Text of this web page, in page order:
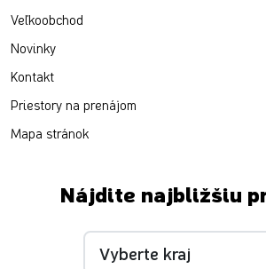
Veľkoobchod
Novinky
Kontakt
Priestory na prenájom
Mapa stránok
Nájdite najbližšiu